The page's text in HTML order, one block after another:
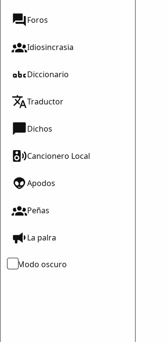
Foros
Idiosincrasia
Diccionario
Traductor
Dichos
Cancionero Local
Apodos
Peñas
La palra
Modo oscuro